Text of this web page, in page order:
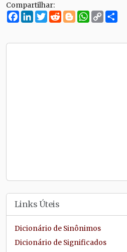
Compartilhar:
Facebook
LinkedIn
Twitter
RedditBloggerWhatsApp
Copy
Link
Links Úteis
Dicionário de Sinônimos
Dicionário de Significados